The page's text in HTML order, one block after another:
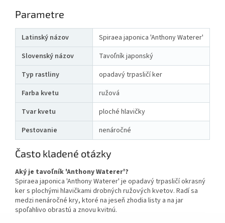
Parametre
Latinský názov
Spiraea japonica 'Anthony Waterer'
Slovenský názov
Tavoľník japonský
Typ rastliny
opadavý trpasličí ker
Farba kvetu
ružová
Tvar kvetu
ploché hlavičky
Pestovanie
nenáročné
Často kladené otázky
Aký je tavoľník 'Anthony Waterer'?
Spiraea japonica 'Anthony Waterer' je opadavý trpasličí okrasný
ker s plochými hlavičkami drobných ružových kvetov. Radí sa
medzi nenáročné kry, ktoré na jeseň zhodia listy a na jar
spoľahlivo obrastú a znovu kvitnú.